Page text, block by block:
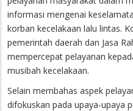
informasi mengenai
korban kecelakaan lalu lintas.
pemerintah daerah dan Jasa
mempercepat pelayanan
musibah kecelakaan.
Selain membahas aspek
difokuskan pada upaya-upaya